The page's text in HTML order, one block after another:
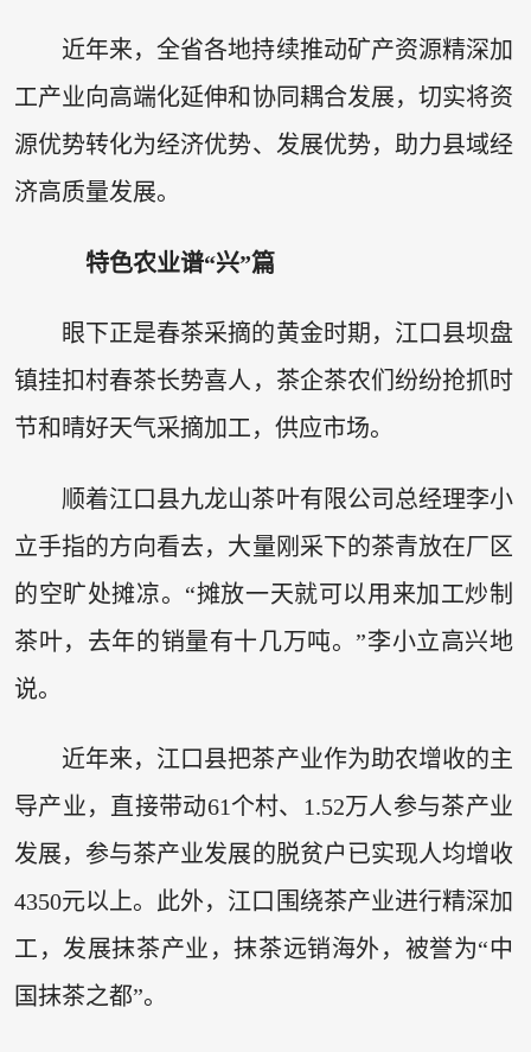
近年来，全省各地持续推动矿产资源精深加
工产业向高端化延伸和协同耦合发展，切实将资
源优势转化为经济优势、发展优势，助力县域经
济高质量发展。
特色农业谱“兴”篇
眼下正是春茶采摘的黄金时期，江口县坝盘
镇挂扣村春茶长势喜人，茶企茶农们纷纷抢抓时
节和晴好天气采摘加工，供应市场。
顺着江口县九龙山茶叶有限公司总经理李小
立手指的方向看去，大量刚采下的茶青放在厂区
的空旷处摊凉。“摊放一天就可以用来加工炒制
茶叶，去年的销量有十几万吨。”李小立高兴地
说。
近年来，江口县把茶产业作为助农增收的主
导产业，直接带动61个村、1.52万人参与茶产业
发展，参与茶产业发展的脱贫户已实现人均增收
4350元以上。此外，江口围绕茶产业进行精深加
工，发展抹茶产业，抹茶远销海外，被誉为“中
国抹茶之都”。